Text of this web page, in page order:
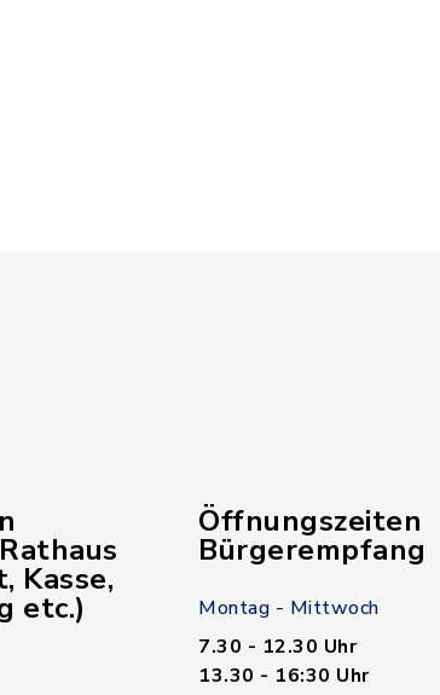
Kasse,
etc.)
Öffnungszeiten
Bürgerempfang
Montag - Mittwoch
7.30 - 12.30 Uhr
13.30 - 16:30 Uhr